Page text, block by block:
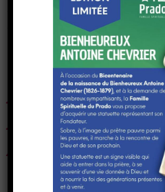
actuellement la première
achat et avoir revêtu les
pradosiennes.
APPEL AUX
Année
naissance du
Chevrier